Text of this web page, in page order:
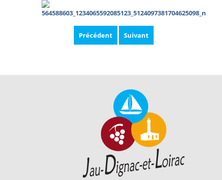
Précédent Suivant